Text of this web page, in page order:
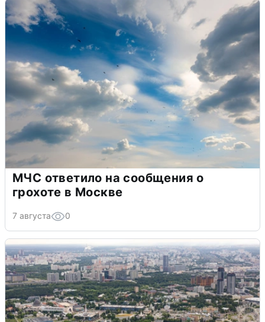
МЧС ответило на сообщения о
грохоте в Москве
7 августа 0